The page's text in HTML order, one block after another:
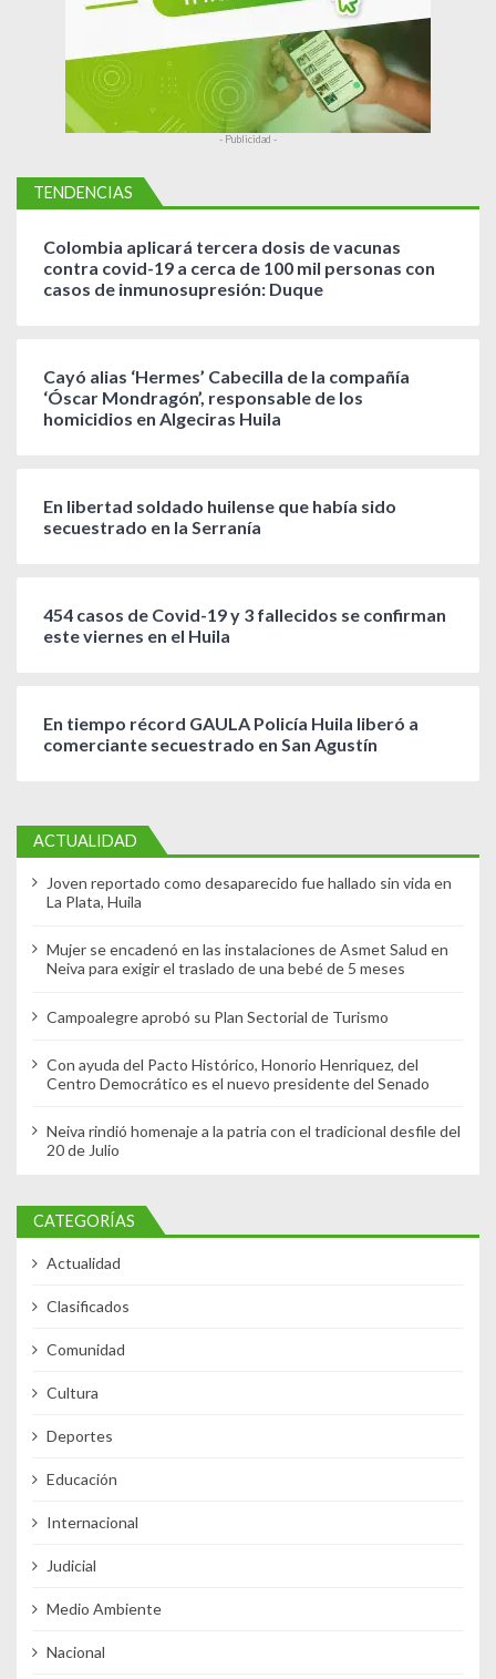
- Publicidad -
TENDENCIAS
Colombia aplicará tercera dosis de vacunas
contra covid-19 a cerca de 100 mil personas con
casos de inmunosupresión: Duque
Cayó alias ‘Hermes’ Cabecilla de la compañía
‘Óscar Mondragón’, responsable de los
homicidios en Algeciras Huila
En libertad soldado huilense que había sido
secuestrado en la Serranía
454 casos de Covid-19 y 3 fallecidos se confirman
este viernes en el Huila
En tiempo récord GAULA Policía Huila liberó a
comerciante secuestrado en San Agustín
ACTUALIDAD
Joven reportado como desaparecido fue hallado sin vida en
La Plata, Huila
Mujer se encadenó en las instalaciones de Asmet Salud en
Neiva para exigir el traslado de una bebé de 5 meses
Campoalegre aprobó su Plan Sectorial de Turismo
Con ayuda del Pacto Histórico, Honorio Henriquez, del
Centro Democrático es el nuevo presidente del Senado
Neiva rindió homenaje a la patria con el tradicional desfile del
20 de Julio
CATEGORÍAS
Actualidad
Clasificados
Comunidad
Cultura
Deportes
Educación
Internacional
Judicial
Medio Ambiente
Nacional